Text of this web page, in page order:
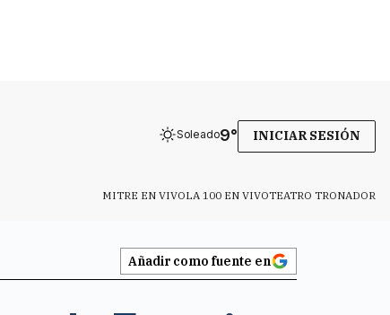
Soleado9° INICIAR SESIÓN
MITRE EN VIVOLA 100 EN VIVOTEATRO TRONADOR
Añadir como fuente en